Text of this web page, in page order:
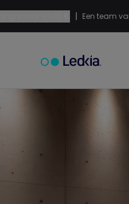
| Een team